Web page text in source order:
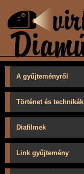
A gyűjteményről
Történet és technikák
Diafilmek
Link gyűjtemény